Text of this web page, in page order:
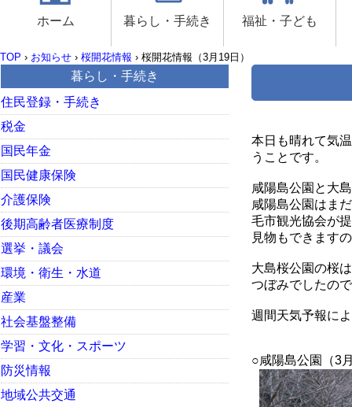
ホーム 暮らし・手続き 福祉・子ども
TOP › お知らせ › 桜開花情報 › 桜開花情報（3月19日）
本日も晴れて気
うことです。
咸陽島公園と大
咸陽島公園はま
毛市観光協会が
見物もできます
大島桜公園の桜
つぼみでしたの
週間天気予報に
○咸陽島公園（3
暮らし・手続き
住民登録・手続き
税金
国民年金
国民健康保険
介護保険
後期高齢者医療制度
選挙・議会
環境・衛生・水道
産業
社会基盤整備
学習・文化・スポーツ
防災情報
地域公共交通